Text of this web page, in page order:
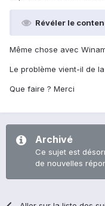
Révéler le
Même chose avec
Le problème vient-il de
Que faire ? Merci
Archivé
Ce sujet est
de nouvelles